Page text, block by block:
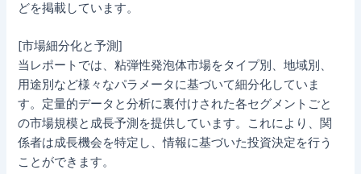
どを掲載しています。
[市場細分化と予測]
当レポートでは、粘弾性発泡体市場をタイプ別、地域別、
用途別など様々なパラメータに基づいて細分化していま
す。定量的データと分析に裏付けされた各セグメントごと
の市場規模と成長予測を提供しています。これにより、関
係者は成長機会を特定し、情報に基づいた投資決定を行う
ことができます。